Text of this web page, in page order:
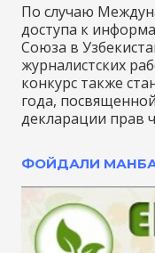
По случаю
доступа к
Союза в
журналистских
конкурс также
года,
декларации прав
ФОЙДАЛИ